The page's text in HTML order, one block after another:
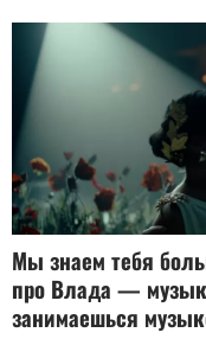
Мы знаем тебя
про Влада —
занимаешься